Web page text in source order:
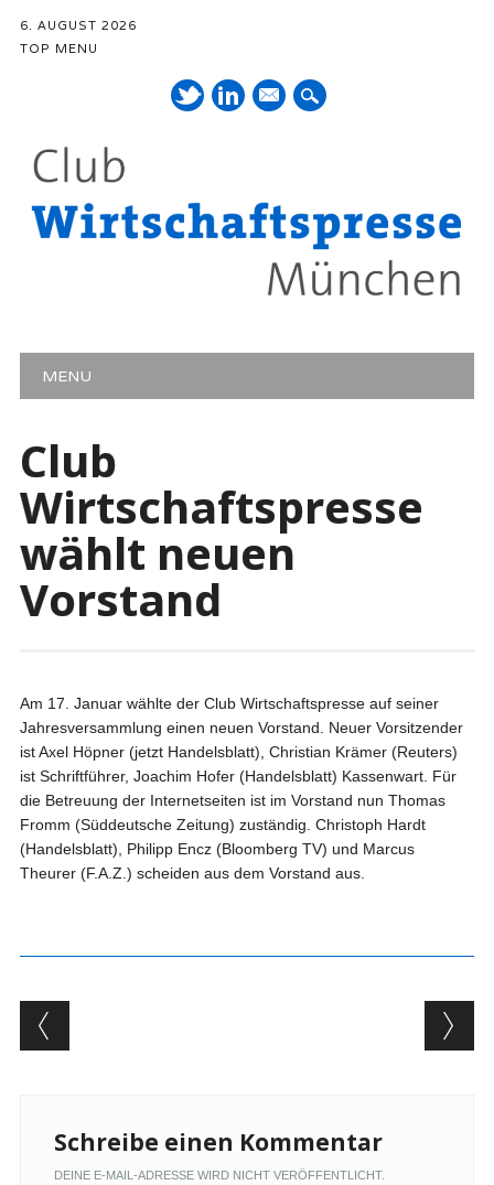
6. AUGUST 2026
TOP MENU
Mail
Hauptmenü
MENU
Club
Wirtschaftspresse
wählt neuen
Vorstand
Am 17. Januar wählte der Club Wirtschaftspresse auf seiner
Jahresversammlung einen neuen Vorstand. Neuer Vorsitzender
ist Axel Höpner (jetzt Handelsblatt), Christian Krämer (Reuters)
ist Schriftführer, Joachim Hofer (Handelsblatt) Kassenwart. Für
die Betreuung der Internetseiten ist im Vorstand nun Thomas
Fromm (Süddeutsche Zeitung) zuständig. Christoph Hardt
(Handelsblatt), Philipp Encz (Bloomberg TV) und Marcus
Theurer (F.A.Z.) scheiden aus dem Vorstand aus.
Artikel-Navigation
Schreibe einen Kommentar
DEINE E-MAIL-ADRESSE WIRD NICHT VERÖFFENTLICHT.